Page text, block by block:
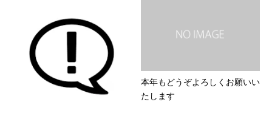
本年もどうぞよろしくお願いい
たします